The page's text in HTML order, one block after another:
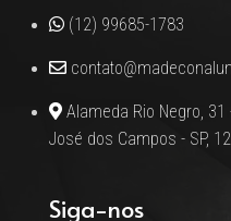
(12) 99685-1783
Alameda Rio Negro,
José dos Campos - SP,
Siga-nos